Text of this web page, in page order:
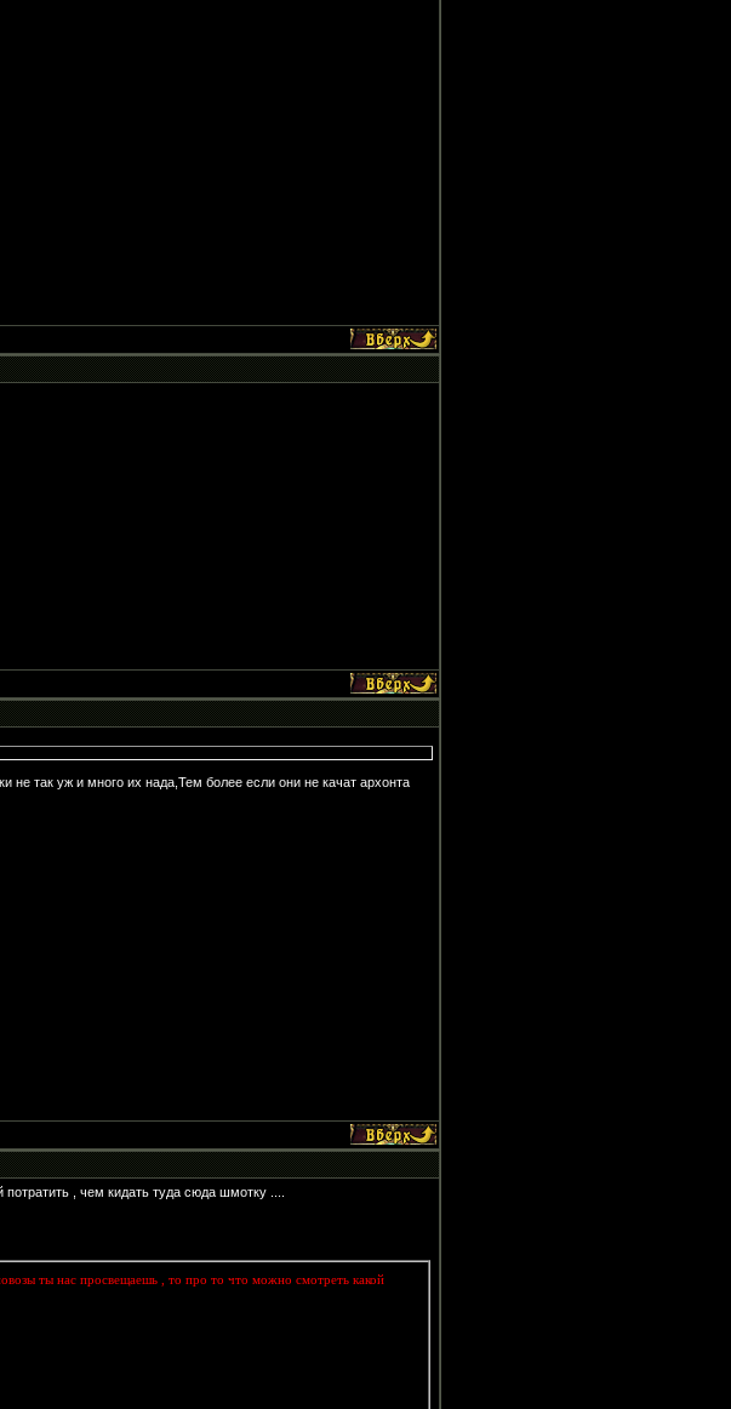
не так уж и много их нада,Тем более если они не качат архонта
, чем кидать туда сюда шмотку ....
ты нас просвещаешь , то про то что можно смотреть какой